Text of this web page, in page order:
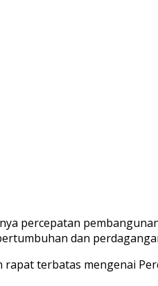
percepatan
dan
terbatas mengenai